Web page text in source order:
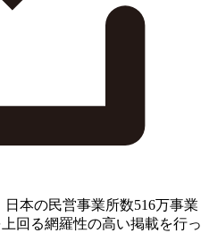
本の民営事業所数516万事業
回る網羅性の高い掲載を行っ